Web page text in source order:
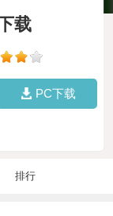
载
PC下载
排行